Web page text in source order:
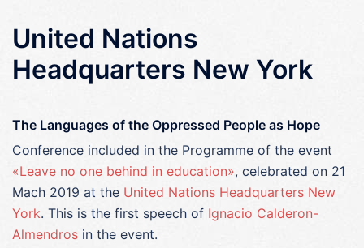
United Nations
Headquarters New York
The Languages of the Oppressed People as Hope
Conference included in the Programme of the event
«Leave no one behind in education», celebrated on 21
Mach 2019 at the United Nations Headquarters New
York. This is the first speech of Ignacio Calderon-
Almendros in the event.